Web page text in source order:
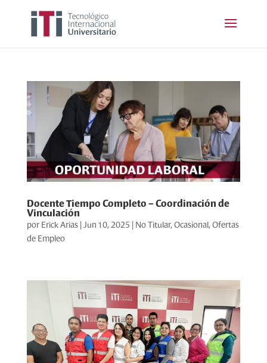
Docente Tiempo Completo – Coordinación de
Vinculación
por Erick Arias| Jun 10, 2025 No Titular, Ocasional , Ofertas
de Empleo